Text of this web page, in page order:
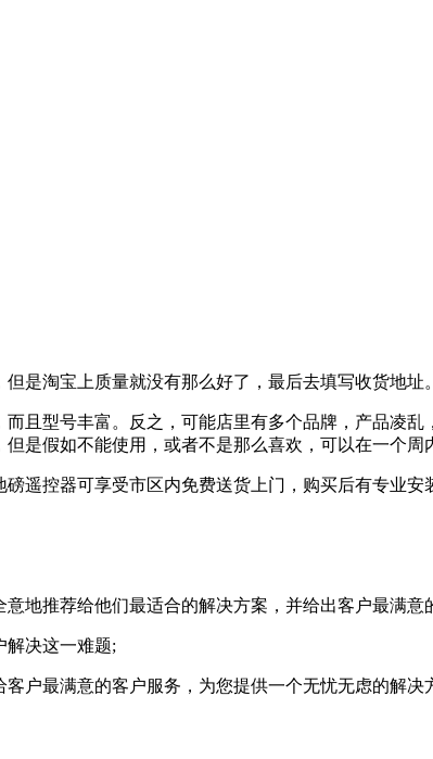
但是淘宝上质量就没有那么好了，最后去填写收货地址。
型号丰富。反之，可能店里有多个品牌，产品凌乱
是假如不能使用，或者不是那么喜欢，可以在一个周
控器可享受市区内免费送货上门，购买后有专业安
推荐给他们最适合的解决方案，并给出客户最满意
决这一难题;
最满意的客户服务，为您提供一个无忧无虑的解决